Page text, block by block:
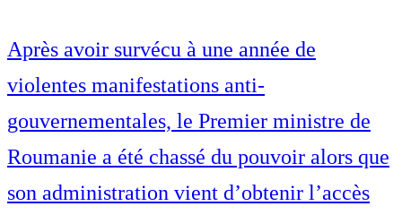
Après avoir survécu à une année de
violentes manifestations anti-
gouvernementales, le Premier ministre de
Roumanie a été chassé du pouvoir alors que
son administration vient d’obtenir l’accès